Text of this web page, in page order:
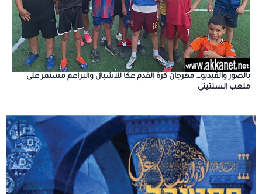
بالصور والڤيديو… مهرجان كرة القدم عكا للاشبال والبراعم مستمر على
ملعب السنتيتي